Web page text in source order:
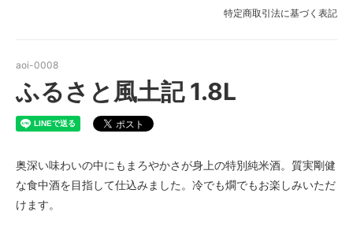
特定商取引法に基づく表記
aoi-0008
ふるさと風土記 1.8L
奥深い味わいの中にもまろやかさが身上の特別純米酒。質実剛健
な食中酒を目指して仕込みました。冷でも燗でもお楽しみいただ
けます。